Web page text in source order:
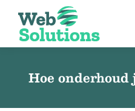
Hoe onderhoud